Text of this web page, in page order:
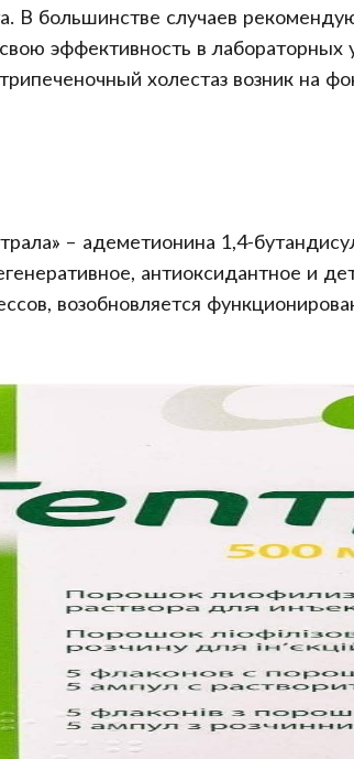
В большинстве случаев
эффективность в
холестаз возник на
– адеметионина 1,4-
антиоксидантное и
возобновляется